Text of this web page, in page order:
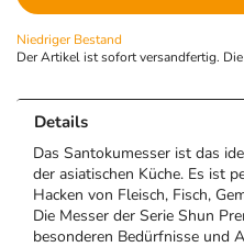
Niedriger Bestand
Der Artikel ist sofort versandfertig.
Details
Das Santokumesser ist das
der asiatischen Küche. Es ist
Hacken von Fleisch, Fisch,
Die Messer der Serie Shun
besonderen Bedürfnisse und